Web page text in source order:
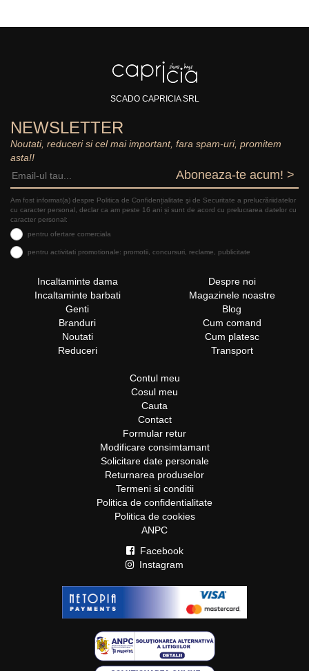
SCADO CAPRICIA SRL
NEWSLETTER
Noutati, reduceri si cel mai important, fara spam-uri, promitem
asta!!
Aboneaza-te acum! >
Am fost informat(a) despre Politica de Confidențialitate şi de Securitate a prelucrăriidatelor
cu caracter personal, declar ca am peste 16 ani și sunt de acord cu prelucrarea datelor cu
caracter personal:
pentru ofertare comerciala
pentru activitati promotionale: promotii, concursuri, reclame, publicitate
Incaltaminte dama
Incaltaminte barbati
Genti
Branduri
Noutati
Reduceri
Despre noi
Magazinele noastre
Blog
Cum comand
Cum platesc
Transport
Contul meu
Cosul meu
Cauta
Contact
Formular retur
Modificare consimtamant
Solicitare date personale
Returnarea produselor
Termeni si conditii
Politica de confidentialitate
Politica de cookies
ANPC
Facebook
Instagram